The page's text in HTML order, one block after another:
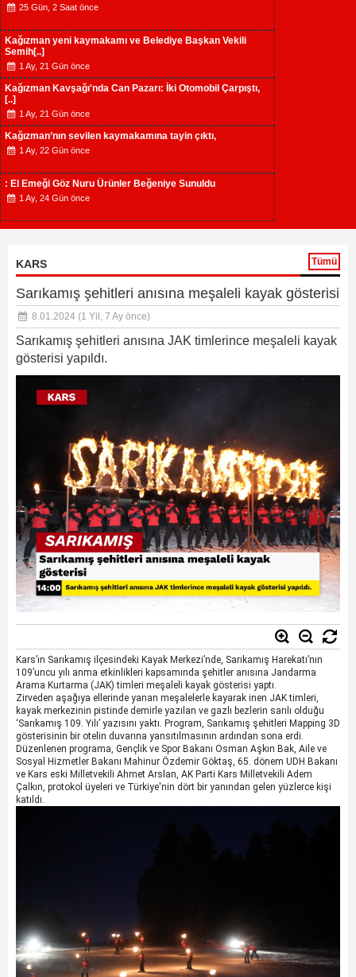
25 Gün, 2 Saat önce
Kağızman yeni kaymakamı ve Belediye Başkan Vekili
Semih[..]
1 Ay, 21 Gün önce
Kağızman Kavşağı'nda Can Pazarı: İki Otomobil Çarpıştı,
[..]
1 Ay, 21 Gün önce
Kağızman’nın sevilen kaymakamına tayin çıktı,
1 Ay, 22 Gün önce
: El Emeği Göz Nuru Ürünler Beğeniye Sunuldu
1 Ay, 24 Gün önce
KARS Tümü
Sarıkamış şehitleri anısına meşaleli kayak gösterisi
8.01.2024(1 Yil, 7 Ay önce)
Sarıkamış şehitleri anısına JAK timlerince meşaleli kayak
gösterisi yapıldı.
Kars’ın Sarıkamış ilçesindeki Kayak Merkezi’nde, Sarıkamış Harekatı’nın
109’uncu yılı anma etkinlikleri kapsamında şehitler anısına Jandarma
Arama Kurtarma (JAK) timleri meşaleli kayak gösterisi yaptı.
Zirveden aşağıya ellerinde yanan meşalelerle kayarak inen JAK timleri,
kayak merkezinin pistinde demirle yazılan ve gazlı bezlerin sarılı olduğu
‘Sarıkamış 109. Yılı’ yazısını yaktı. Program, Sarıkamış şehitleri Mapping 3D
gösterisinin bir otelin duvarına yansıtılmasının ardından sona erdi.
Düzenlenen programa, Gençlik ve Spor Bakanı Osman Aşkın Bak, Aile ve
Sosyal Hizmetler Bakanı Mahinur Özdemir Göktaş, 65. dönem UDH Bakanı
ve Kars eski Milletvekili Ahmet Arslan, AK Parti Kars Milletvekili Adem
Çalkın, protokol üyeleri ve Türkiye'nin dört bir yanından gelen yüzlerce kişi
katıldı.